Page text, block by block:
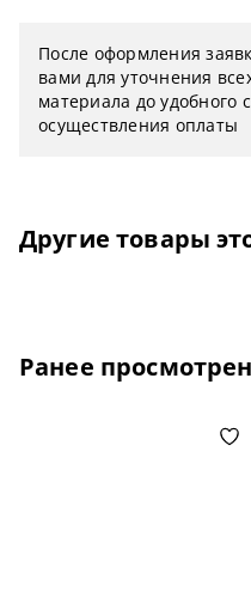
После оформления
вами для уточнения
материала до удобного
осуществления оплаты
Другие товары
Ранее